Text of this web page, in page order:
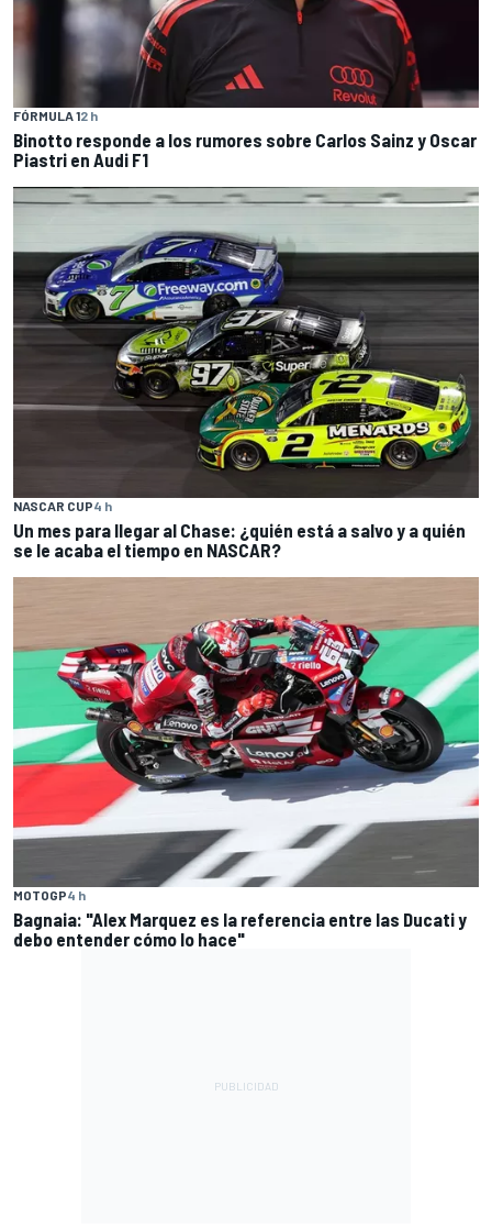
FÓRMULA 12 h
Binotto responde a los rumores sobre Carlos Sainz y Oscar
Piastri en Audi F1
NASCAR CUP4 h
Un mes para llegar al Chase: ¿quién está a salvo y a quién
se le acaba el tiempo en NASCAR?
MOTOGP4 h
Bagnaia: "Alex Marquez es la referencia entre las Ducati y
debo entender cómo lo hace"